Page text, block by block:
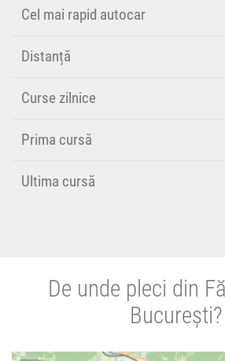
Cel mai rapid autocar
Distanță
Curse zilnice
Prima cursă
Ultima cursă
De unde pleci din
București?